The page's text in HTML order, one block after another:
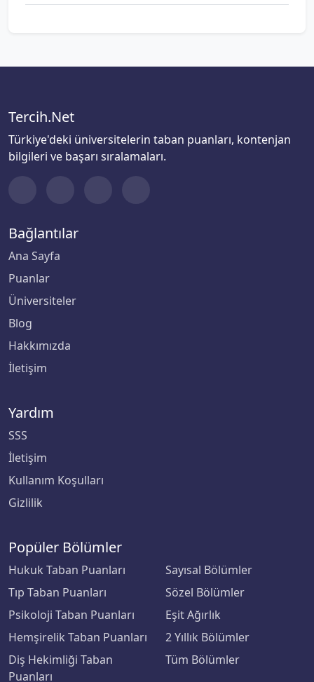
Tercih.Net
Türkiye'deki üniversitelerin taban puanları, kontenjan
bilgileri ve başarı sıralamaları.
Bağlantılar
Ana Sayfa
Puanlar
Üniversiteler
Blog
Hakkımızda
İletişim
Yardım
SSS
İletişim
Kullanım Koşulları
Gizlilik
Popüler Bölümler
Hukuk Taban Puanları
Tıp Taban Puanları
Psikoloji Taban Puanları
Hemşirelik Taban Puanları
Diş Hekimliği Taban
Puanları
Sayısal Bölümler
Sözel Bölümler
Eşit Ağırlık
2 Yıllık Bölümler
Tüm Bölümler